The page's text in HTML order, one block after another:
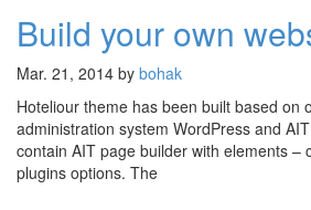
Build your own
Mar. 21, 2014 by bohak
Hoteliour theme has been built based on
administration system WordPress and
contain AIT page builder with elements –
plugins options. The